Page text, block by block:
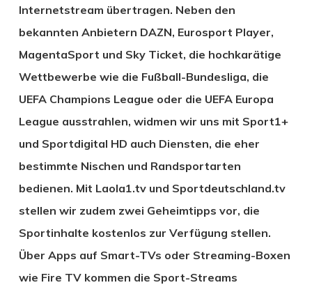
Internetstream übertragen. Neben den
bekannten Anbietern DAZN, Eurosport Player,
MagentaSport und Sky Ticket, die hochkarätige
Wettbewerbe wie die Fußball-Bundesliga, die
UEFA Champions League oder die UEFA Europa
League ausstrahlen, widmen wir uns mit Sport1+
und Sportdigital HD auch Diensten, die eher
bestimmte Nischen und Randsportarten
bedienen. Mit Laola1.tv und Sportdeutschland.tv
stellen wir zudem zwei Geheimtipps vor, die
Sportinhalte kostenlos zur Verfügung stellen.
Über Apps auf Smart-TVs oder Streaming-Boxen
wie Fire TV kommen die Sport-Streams